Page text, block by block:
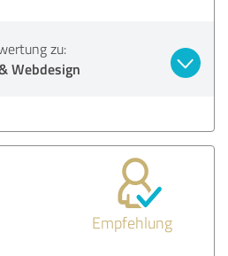
zu:
Webdesign
Empfehlung